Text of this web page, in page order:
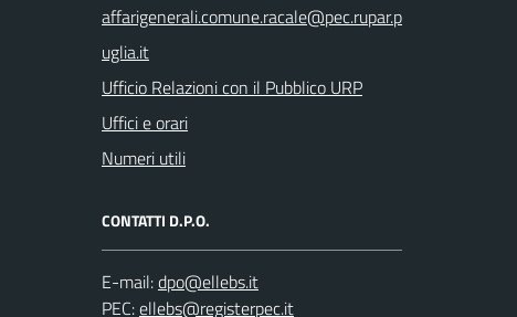
Ufficio Relazioni con il Pubblico URP
Uffici e orari
Numeri utili
CONTATTI D.P.O.
E-mail:
PEC: